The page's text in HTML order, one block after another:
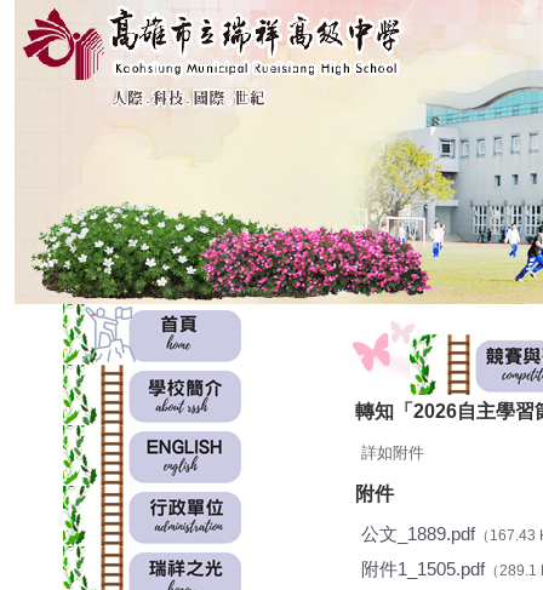
::: :::
轉知「2026自主學習
詳如附件
附件
公文_1889.pdf（167.43
附件1_1505.pdf（289.1